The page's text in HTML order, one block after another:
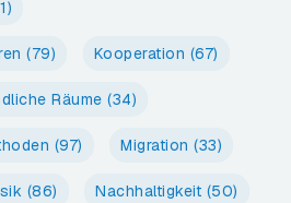
(79) Kooperation (67)
Räume (34)
(97) Migration (33)
(86) Nachhaltigkeit (50)